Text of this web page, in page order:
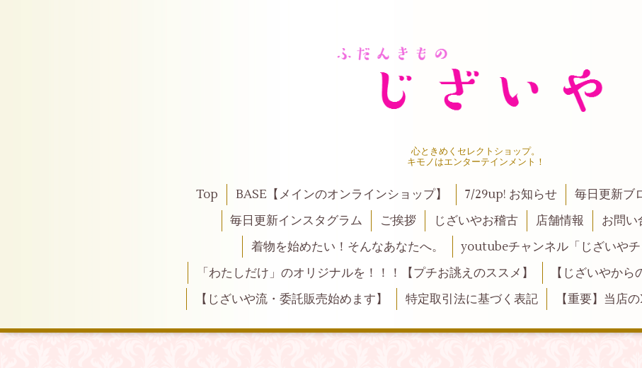
心ときめくセレクトショップ。
キモノはエンターテインメント！
Top BASE【メインのオンラインショップ】 7/29up! お知らせ
毎日更新ブ
毎日更新インスタグラム
ご挨拶 じざいやお稽古 店舗情報
お問い
着物を始めたい！そんなあなたへ。
youtubeチャンネル「じざいやチ
「わたしだけ」のオリジナルを！！！【プチお誂えのススメ】
【じざいやから
【じざいや流・委託販売始めます】
特定取引法に基づく表記 【重要】当店